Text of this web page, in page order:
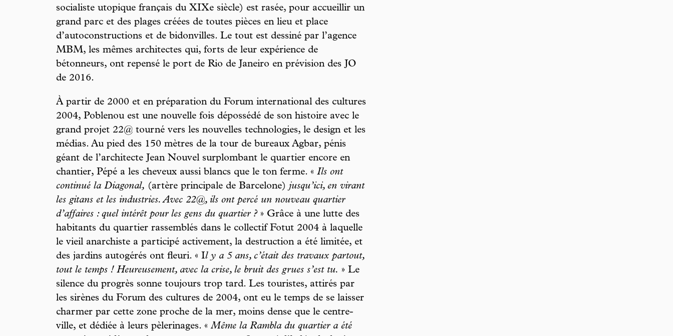
socialiste utopique français du XIXe siècle) est rasée, pour accueillir un
grand parc et des plages créées de toutes pièces en lieu et place
d’autoconstructions et de bidonvilles. Le tout est dessiné par l’agence
MBM, les mêmes architectes qui, forts de leur expérience de
bétonneurs, ont repensé le port de Rio de Janeiro en prévision des JO
de 2016.
À partir de 2000 et en préparation du Forum international des cultures
2004, Poblenou est une nouvelle fois dépossédé de son histoire avec le
grand projet 22@ tourné vers les nouvelles technologies, le design et les
médias. Au pied des 150 mètres de la tour de bureaux Agbar, pénis
géant de l’architecte Jean Nouvel surplombant le quartier encore en
chantier, Pépé a les cheveux aussi blancs que le ton ferme. « Ils ont
continué la Diagonal, (artère principale de Barcelone) jusqu’ici, en virant
les gitans et les industries. Avec 22@, ils ont percé un nouveau quartier
d’affaires : quel intérêt pour les gens du quartier ? » Grâce à une lutte des
habitants du quartier rassemblés dans le collectif Fotut 2004 à laquelle
le vieil anarchiste a participé activement, la destruction a été limitée, et
des jardins autogérés ont fleuri. « Il y a 5 ans, c’était des travaux partout,
tout le temps ! Heureusement, avec la crise, le bruit des grues s’est tu. » Le
silence du progrès sonne toujours trop tard. Les touristes, attirés par
les sirènes du Forum des cultures de 2004, ont eu le temps de se laisser
charmer par cette zone proche de la mer, moins dense que le centre-
ville, et dédiée à leurs pèlerinages. «Même la Rambla du quartier a été